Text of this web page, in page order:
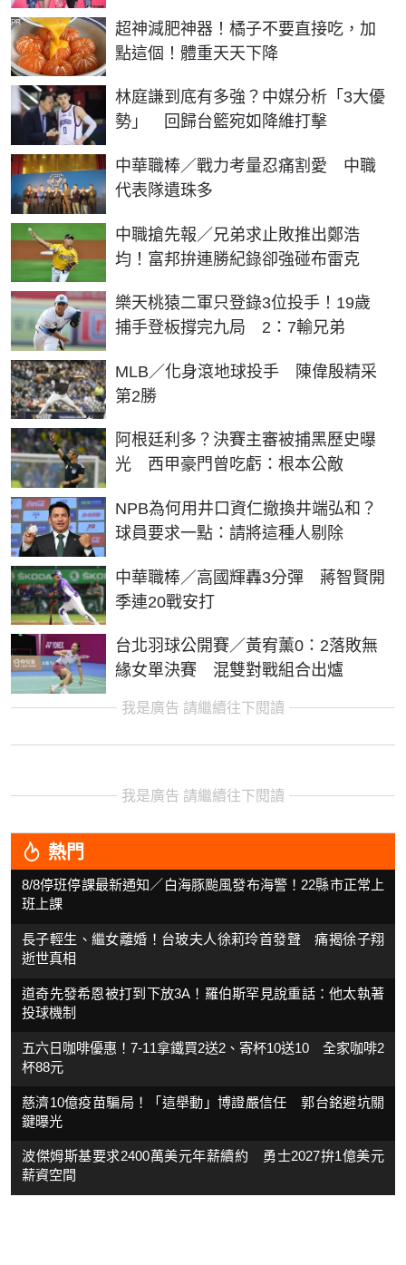
超神減肥神器！橘子不要直接吃，加
點這個！體重天天下降
PR
林庭謙到底有多強？中媒分析「3大優
勢」 回歸台籃宛如降維打擊
中華職棒／戰力考量忍痛割愛 中職
代表隊遺珠多
中職搶先報／兄弟求止敗推出鄭浩
均！富邦拚連勝紀錄卻強碰布雷克
樂天桃猿二軍只登錄3位投手！19歲
捕手登板撐完九局 2：7輸兄弟
MLB／化身滾地球投手 陳偉殷精采
第2勝
阿根廷利多？決賽主審被捕黑歷史曝
光 西甲豪門曾吃虧：根本公敵
NPB為何用井口資仁撤換井端弘和？
球員要求一點：請將這種人剔除
中華職棒／高國輝轟3分彈 蔣智賢開
季連20戰安打
台北羽球公開賽／黃宥薰0：2落敗無
緣女單決賽 混雙對戰組合出爐
我是廣告 請繼續往下閱讀
我是廣告 請繼續往下閱讀
熱門
8/8停班停課最新通知／白海豚颱風發布海警！22縣市正常上
班上課
長子輕生、繼女離婚！台玻夫人徐莉玲首發聲 痛揭徐子翔
逝世真相
道奇先發希恩被打到下放3A！羅伯斯罕見說重話：他太執著
投球機制
五六日咖啡優惠！7-11拿鐵買2送2、寄杯10送10 全家咖啡2
杯88元
慈濟10億疫苗騙局！「這舉動」博證嚴信任 郭台銘避坑關
鍵曝光
波傑姆斯基要求2400萬美元年薪續約 勇士2027拚1億美元
薪資空間